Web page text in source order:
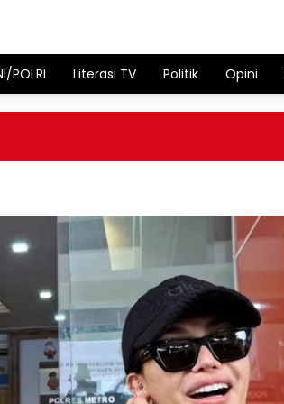
POLRI Literasi TV Politik Opini